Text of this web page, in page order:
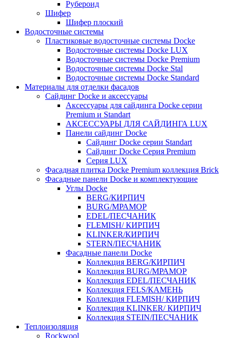
Рубероид
Шифер
Шифер плоский
Водосточные системы
Пластиковые водосточные системы Docke
Водосточные системы Docke LUX
Водосточные системы Docke Premium
Водосточные системы Docke Stal
Водосточные системы Docke Standard
Материалы для отделки фасадов
Сайдинг Docke и аксессуары
Аксессуары для сайдинга Docke серии
Premium и Standart
АКСЕССУАРЫ ДЛЯ САЙДИНГА LUX
Панели сайдинг Docke
Cайдинг Docke серии Standart
Сайдинг Docke Серия Premium
Серия LUX
Фасадная плитка Docke Premium коллекция Brick
Фасадные панели Docke и комплектующие
Углы Docke
BERG/КИРПИЧ
BURG/МРАМОР
EDEL/ПЕСЧАНИК
FLEMISH/ КИРПИЧ
KLINKER/КИРПИЧ
STERN/ПЕСЧАНИК
Фасадные панели Docke
Коллекция BERG/КИРПИЧ
Коллекция BURG/МРАМОР
Коллекция EDEL/ПЕСЧАНИК
Коллекция FELS/КАМЕНЬ
Коллекция FLEMISH/ КИРПИЧ
Коллекция KLINKER/ КИРПИЧ
Коллекция STEIN/ПЕСЧАНИК
Теплоизоляция
Rockwool